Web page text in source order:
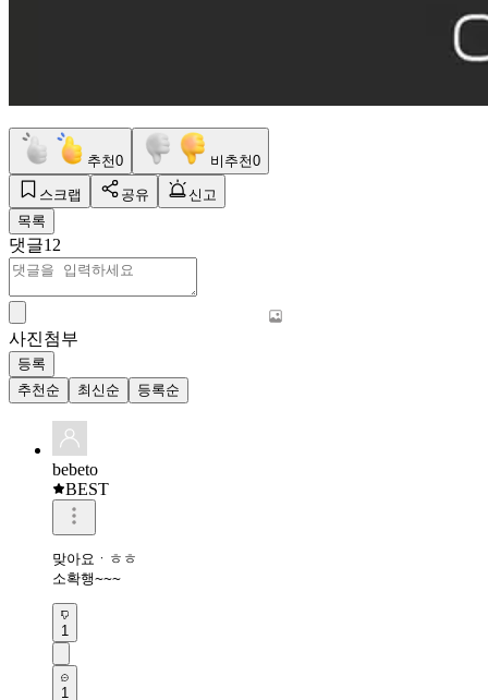
추천0 비추천0
스크랩 공유
신고
목록
댓글12
사진첨부
등록
추천순
최신순 등록순
bebeto
BEST
맞아요ㆍㅎㅎ
소확행~~~
1
1